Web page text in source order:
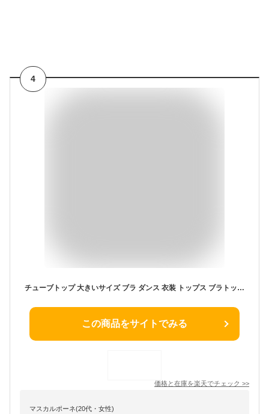
4
チューブトップ 大きいサイズ ブラ ダンス 衣装 トップス ブラトップ カップ付 ずれない 落ちない 楽 インナー ブラジャー ドレスインナー ストレッチ シンプル ベアトップ シームレス ダンス衣装 ヨガ ピラティス 子供 キッズ ジャズダンス ヒップホップ スポーツブラ 黒
この商品をサイトでみる
価格と在庫を楽天でチェック >>
マスカルポーネ(20代・女性)